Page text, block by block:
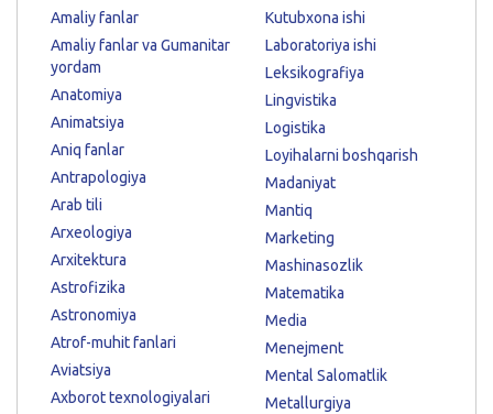
Amaliy fanlar
Amaliy fanlar va Gumanitar
yordam
Anatomiya
Animatsiya
Aniq fanlar
Antrapologiya
Arab tili
Arxeologiya
Arxitektura
Astrofizika
Astronomiya
Atrof-muhit fanlari
Aviatsiya
Axborot texnologiyalari
Kutubxona ishi
Laboratoriya ishi
Leksikografiya
Lingvistika
Logistika
Loyihalarni boshqarish
Madaniyat
Mantiq
Marketing
Mashinasozlik
Matematika
Media
Menejment
Mental Salomatlik
Metallurgiya